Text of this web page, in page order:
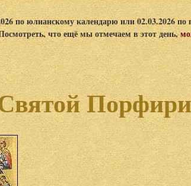
по юлианскому календарю или 02.03.2026
что ещё мы отмечаем в этот день,